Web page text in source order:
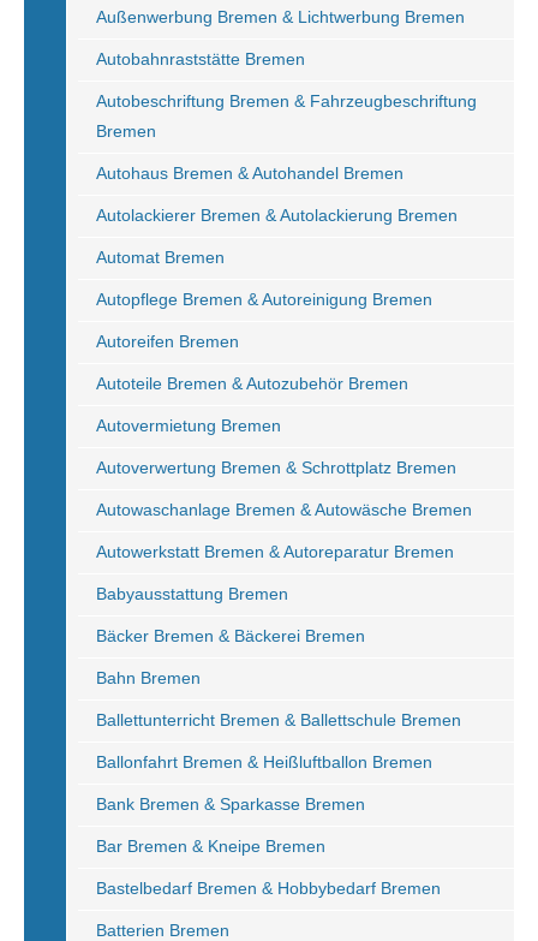
Außenwerbung Bremen & Lichtwerbung Bremen
Autobahnraststätte Bremen
Autobeschriftung Bremen & Fahrzeugbeschriftung
Bremen
Autohaus Bremen & Autohandel Bremen
Autolackierer Bremen & Autolackierung Bremen
Automat Bremen
Autopflege Bremen & Autoreinigung Bremen
Autoreifen Bremen
Autoteile Bremen & Autozubehör Bremen
Autovermietung Bremen
Autoverwertung Bremen & Schrottplatz Bremen
Autowaschanlage Bremen & Autowäsche Bremen
Autowerkstatt Bremen & Autoreparatur Bremen
Babyausstattung Bremen
Bäcker Bremen & Bäckerei Bremen
Bahn Bremen
Ballettunterricht Bremen & Ballettschule Bremen
Ballonfahrt Bremen & Heißluftballon Bremen
Bank Bremen & Sparkasse Bremen
Bar Bremen & Kneipe Bremen
Bastelbedarf Bremen & Hobbybedarf Bremen
Batterien Bremen